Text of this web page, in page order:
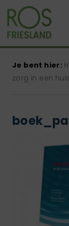
Je bent hier:
zorg in een